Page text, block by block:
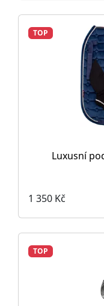
TOP
Luxusní
1 350 Kč
TOP